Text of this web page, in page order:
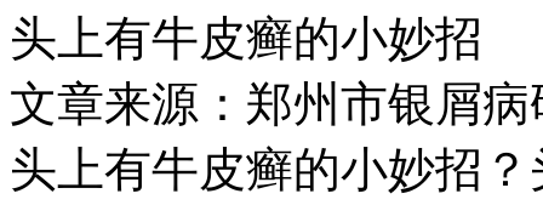
头上有牛皮癣的小妙招
文章来源：郑州市银屑病
头上有牛皮癣的小妙招